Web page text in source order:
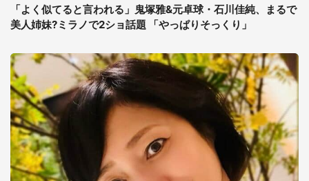
「よく似てると言われる」鬼塚雅&元卓球・石川佳純、まるで
美人姉妹?ミラノで2ショ話題 「やっぱりそっくり」